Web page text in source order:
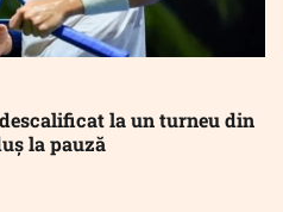
la un turneu din
la pauză